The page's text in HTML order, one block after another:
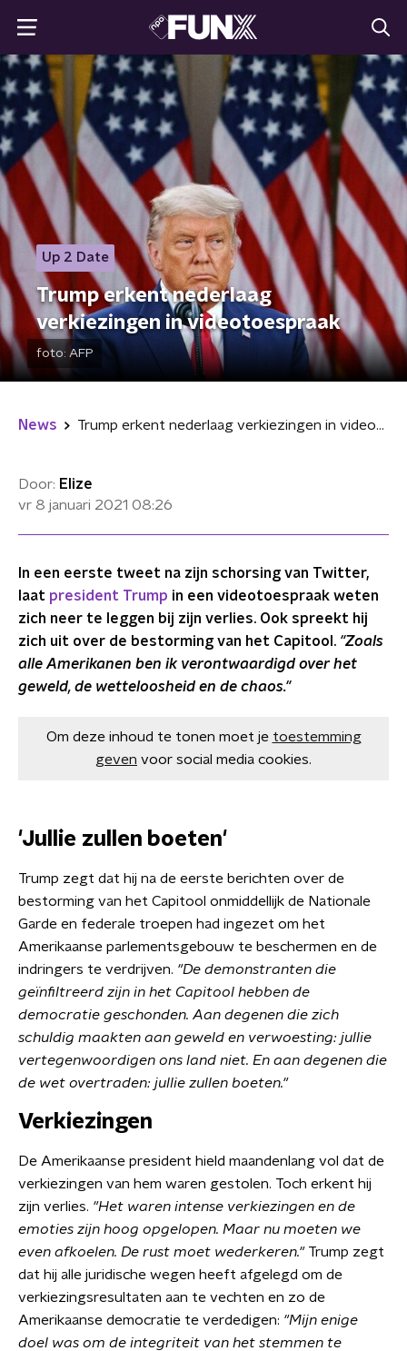
Up 2 Date
Trump erkent nederlaag
verkiezingen in videotoespraak
foto: AFP
News Trump erkent nederlaag verkiezingen in videotoespraak
Door: Elize
vr 8 januari 2021 08:26
In een eerste tweet na zijn schorsing van Twitter,
laat president Trump in een videotoespraak weten
zich neer te leggen bij zijn verlies. Ook spreekt hij
zich uit over de bestorming van het Capitool. "Zoals
alle Amerikanen ben ik verontwaardigd over het
geweld, de wetteloosheid en de chaos."
Om deze inhoud te tonen moet je toestemming
geven voor social media cookies.
'Jullie zullen boeten'
Trump zegt dat hij na de eerste berichten over de
bestorming van het Capitool onmiddellijk de Nationale
Garde en federale troepen had ingezet om het
Amerikaanse parlementsgebouw te beschermen en de
indringers te verdrijven. "De demonstranten die
geïnfiltreerd zijn in het Capitool hebben de
democratie geschonden. Aan degenen die zich
schuldig maakten aan geweld en verwoesting: jullie
vertegenwoordigen ons land niet. En aan degenen die
de wet overtraden: jullie zullen boeten."
Verkiezingen
De Amerikaanse president hield maandenlang vol dat de
verkiezingen van hem waren gestolen. Toch erkent hij
zijn verlies. "Het waren intense verkiezingen en de
emoties zijn hoog opgelopen. Maar nu moeten we
even afkoelen. De rust moet wederkeren." Trump zegt
dat hij alle juridische wegen heeft afgelegd om de
verkiezingsresultaten aan te vechten en zo de
Amerikaanse democratie te verdedigen: "Mijn enige
doel was om de integriteit van het stemmen te